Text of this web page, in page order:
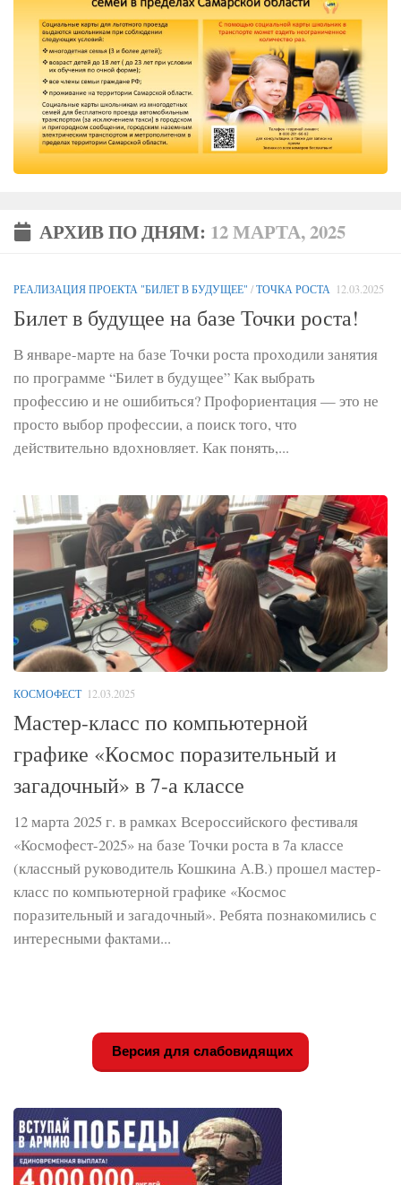
АРХИВ ПО ДНЯМ: 12 МАРТА, 2025
РЕАЛИЗАЦИЯ ПРОЕКТА "БИЛЕТ В БУДУЩЕЕ" /ТОЧКА РОСТА 12.03.2025
Билет в будущее на базе Точки роста!
В январе-марте на базе Точки роста проходили занятия
по программе “Билет в будущее” Как выбрать
профессию и не ошибиться? Профориентация — это не
просто выбор профессии, а поиск того, что
действительно вдохновляет. Как понять,...
КОСМОФЕСТ 12.03.2025
Мастер-класс по компьютерной
графике «Космос поразительный и
загадочный» в 7-а классе
12 марта 2025 г. в рамках Всероссийского фестиваля
«Космофест-2025» на базе Точки роста в 7а классе
(классный руководитель Кошкина А.В.) прошел мастер-
класс по компьютерной графике «Космос
поразительный и загадочный». Ребята познакомились с
интересными фактами...
Версия для слабовидящих